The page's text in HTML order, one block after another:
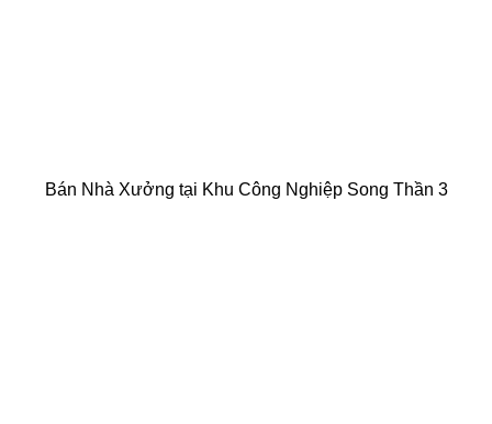
Bán Nhà Xưởng tại Khu Công Nghiệp Song Thần 3